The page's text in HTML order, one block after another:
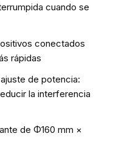
cuando se
conectados
rápidas
de potencia:
la interferencia
de Φ160 mm ×